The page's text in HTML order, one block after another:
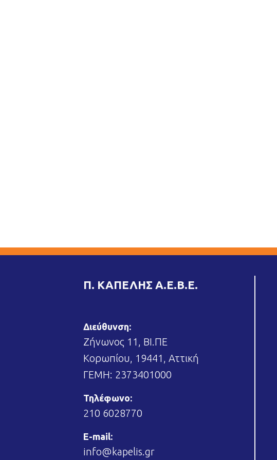
Π. ΚΑΠΕΛΗΣ Α.Ε.Β.Ε.
Διεύθυνση:
Ζήνωνος 11, ΒΙ.ΠΕ
Κορωπίου, 19441, Αττική
ΓΕΜΗ: 2373401000
Τηλέφωνο:
210 6028770
E-mail:
info@kapelis.gr